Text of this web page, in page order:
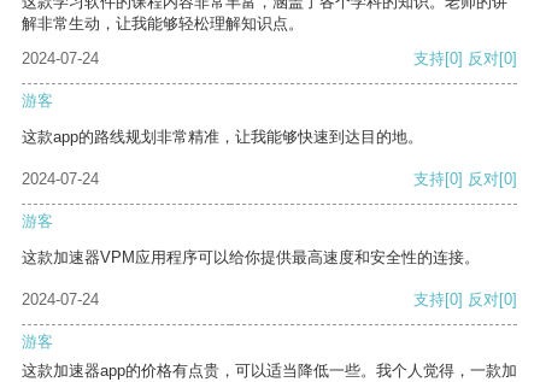
解非常生动，让我能够轻松理解知识点。
2024-07-24
支持[0] 反对[0]
游客
这款app的路线规划非常精准，让我能够快速到达目的地。
2024-07-24 支持[0] 反对[0]
游客
这款加速器VPM应用程序可以给你提供最高速度和安全性的连接。
2024-07-24 支持[0] 反对[0]
游客
这款加速器app的价格有点贵，可以适当降低一些。我个人觉得，一款加